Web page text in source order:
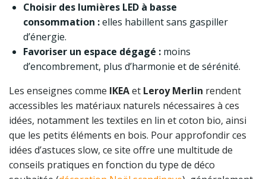
Choisir des lumières LED à basse
consommation :elles habillent sans gaspiller
d’énergie.
Favoriser un espace dégagé : moins
d’encombrement, plus d’harmonie et de sérénité.
Les enseignes comme IKEAet Leroy Merlin rendent
accessibles les matériaux naturels nécessaires à ces
idées, notamment les textiles en lin et coton bio, ainsi
que les petits éléments en bois. Pour approfondir ces
idées d’astuces slow, ce site offre une multitude de
conseils pratiques en fonction du type de déco